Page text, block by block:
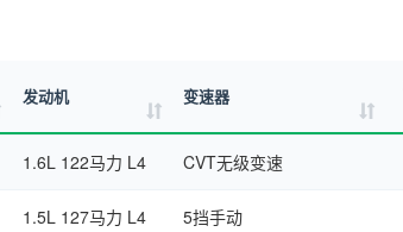
发动机 变速器
1.6L 122马力 L4 CVT无级变速
1.5L 127马力 L4 5挡手动